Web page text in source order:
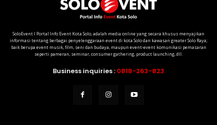
SoloEvent I Portal Info Event Kota Solo, adalah media online yang secara khusus menyajikan
informasi tentang berbagai penyelenggaraan event di kota Solo dan kawasan greater Solo Raya;
baik berupa event musik, film, seni dan budaya, maupun event-event komunikasi pemasaran
seperti pameran, seminar, consumer gathering, product launching, dll.
Business inquiries : 0818-263-823